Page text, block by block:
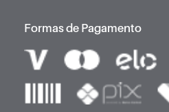
Formas de Pagamento